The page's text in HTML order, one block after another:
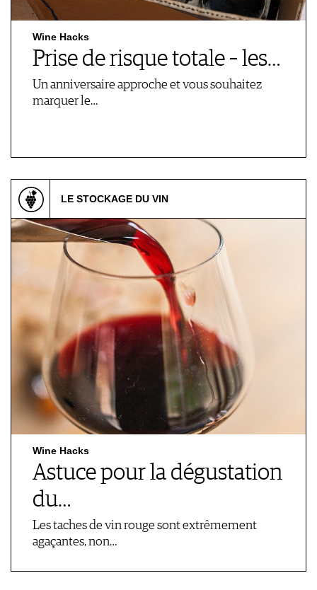
Wine Hacks
Prise de risque totale – les…
Un anniversaire approche et vous souhaitez
marquer le…
LE STOCKAGE DU VIN
Wine Hacks
Astuce pour la dégustation
du…
Les taches de vin rouge sont extrêmement
agaçantes, non…